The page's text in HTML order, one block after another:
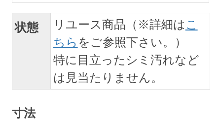
状態 リユース商品（※詳細は こ
ちら をご参照下さい。）
特に目立ったシミ汚れなど
は見当たりません。
寸法